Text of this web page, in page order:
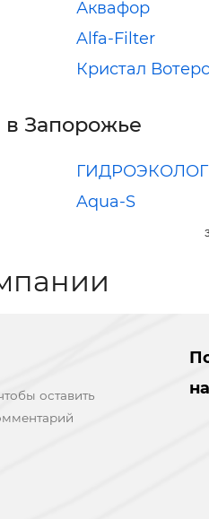
Аквафор
Alfa-Filter
Кристал Вотерс
Запорожье
Aqua-S
оставить